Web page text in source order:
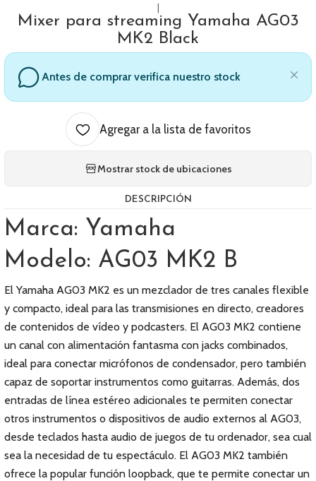
Mixer para streaming Yamaha AG03
MK2 Black
Antes de comprar verifica nuestro stock
Agregar a la lista de favoritos
Mostrar stock de ubicaciones
DESCRIPCIÓN
Marca: Yamaha
Modelo: AG03 MK2 B
El Yamaha AG03 MK2 es un mezclador de tres canales flexible
y compacto, ideal para las transmisiones en directo, creadores
de contenidos de vídeo y podcasters. El AG03 MK2 contiene
un canal con alimentación fantasma con jacks combinados,
ideal para conectar micrófonos de condensador, pero también
capaz de soportar instrumentos como guitarras. Además, dos
entradas de línea estéreo adicionales te permiten conectar
otros instrumentos o dispositivos de audio externos al AG03,
desde teclados hasta audio de juegos de tu ordenador, sea cual
sea la necesidad de tu espectáculo. El AG03 MK2 también
ofrece la popular función loopback, que te permite conectar un